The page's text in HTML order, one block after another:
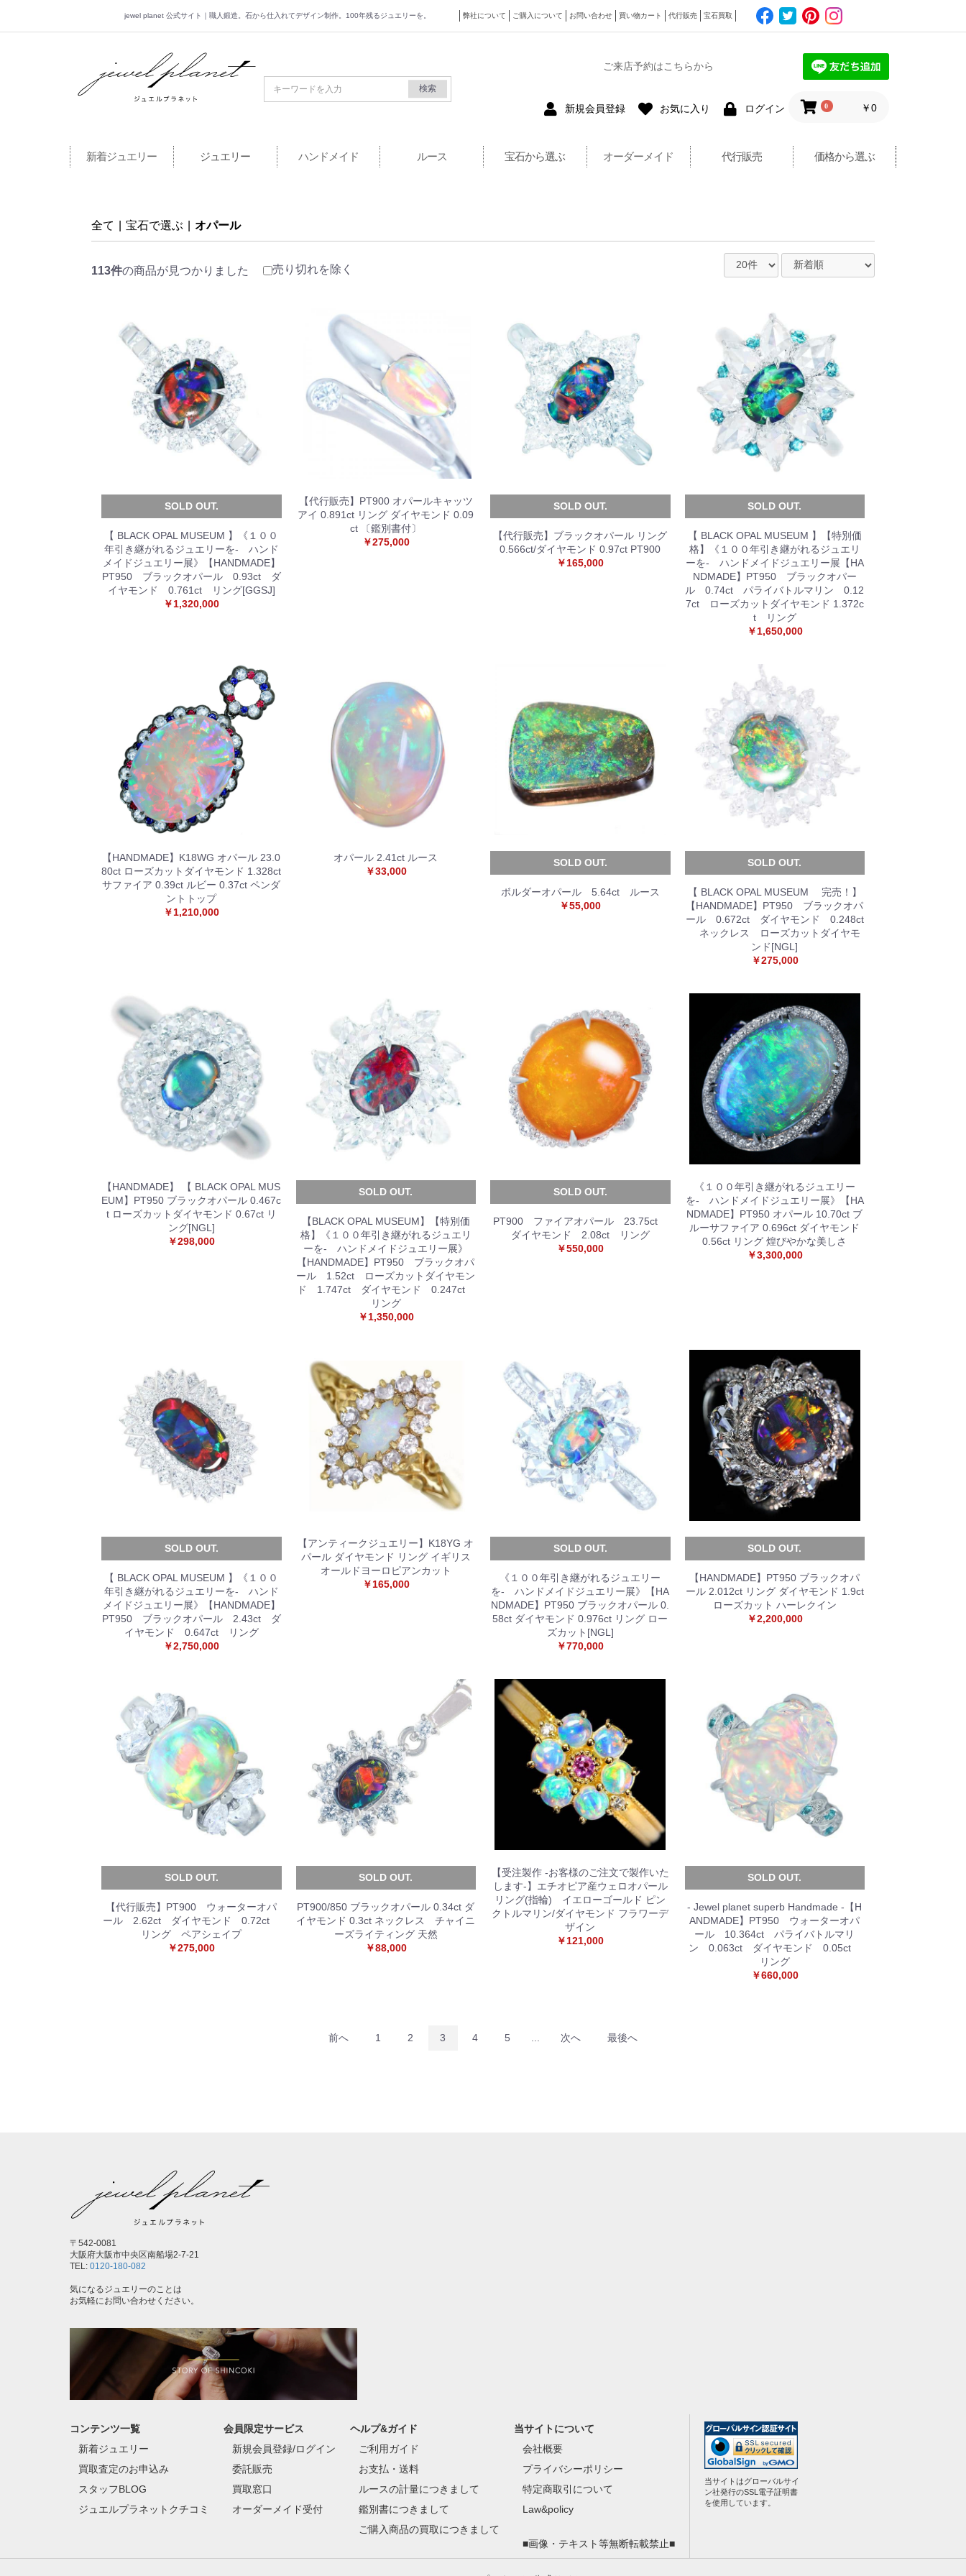
jewel planet 公式サイト｜職人鍛造。石から仕入れてデザイン制作。100年残るジュエリーを。 弊社について ご購入について お問い合わせ 買い物カート 代行販売 宝石買取
jewel planet 公式サイト
検索
ご来店予約はこちらから
新規会員登録 お気に入り ログイン 0 ￥0
新着ジュエリー ジュエリー ハンドメイド ルース 宝石から選ぶ オーダーメイド 代行販売 価格から選ぶ
全て 宝石で選ぶ オパール
113件の商品が見つかりました 売り切れを除く
SOLD OUT.
【 BLACK OPAL MUSEUM 】《１００
年引き継がれるジュエリーを- ハンド
メイドジュエリー展》【HANDMADE】
PT950 ブラックオパール 0.93ct ダ
イヤモンド 0.761ct リング[GGSJ]
￥1,320,000
【代行販売】PT900 オパールキャッツ
アイ 0.891ct リング ダイヤモンド 0.09
ct 〔鑑別書付〕
￥275,000
SOLD OUT.
【代行販売】ブラックオパール リング
0.566ct/ダイヤモンド 0.97ct PT900
￥165,000
SOLD OUT.
【 BLACK OPAL MUSEUM 】【特別価
格】《１００年引き継がれるジュエリ
ーを- ハンドメイドジュエリー展【HA
NDMADE】PT950 ブラックオパー
ル 0.74ct パライバトルマリン 0.12
7ct ローズカットダイヤモンド 1.372c
t リング
￥1,650,000
【HANDMADE】K18WG オパール 23.0
80ct ローズカットダイヤモンド 1.328ct
サファイア 0.39ct ルビー 0.37ct ペンダ
ントトップ
￥1,210,000
オパール 2.41ct ルース
￥33,000
SOLD OUT.
ボルダーオパール 5.64ct ルース
￥55,000
SOLD OUT.
【 BLACK OPAL MUSEUM 完売！】
【HANDMADE】PT950 ブラックオパ
ール 0.672ct ダイヤモンド 0.248ct
ネックレス ローズカットダイヤモ
ンド[NGL]
￥275,000
【HANDMADE】 【 BLACK OPAL MUS
EUM】PT950 ブラックオパール 0.467c
t ローズカットダイヤモンド 0.67ct リ
ング[NGL]
￥298,000
SOLD OUT.
【BLACK OPAL MUSEUM】【特別価
格】《１００年引き継がれるジュエリ
ーを- ハンドメイドジュエリー展》
【HANDMADE】PT950 ブラックオパ
ール 1.52ct ローズカットダイヤモン
ド 1.747ct ダイヤモンド 0.247ct
リング
￥1,350,000
SOLD OUT.
PT900 ファイアオパール 23.75ct
ダイヤモンド 2.08ct リング
￥550,000
《１００年引き継がれるジュエリー
を- ハンドメイドジュエリー展》【HA
NDMADE】PT950 オパール 10.70ct ブ
ルーサファイア 0.696ct ダイヤモンド
0.56ct リング 煌びやかな美しさ
￥3,300,000
SOLD OUT.
【 BLACK OPAL MUSEUM 】《１００
年引き継がれるジュエリーを- ハンド
メイドジュエリー展》【HANDMADE】
PT950 ブラックオパール 2.43ct ダ
イヤモンド 0.647ct リング
￥2,750,000
【アンティークジュエリー】K18YG オ
パール ダイヤモンド リング イギリス
オールドヨーロピアンカット
￥165,000
SOLD OUT.
《１００年引き継がれるジュエリー
を- ハンドメイドジュエリー展》【HA
NDMADE】PT950 ブラックオパール 0.
58ct ダイヤモンド 0.976ct リング ロー
ズカット[NGL]
￥770,000
SOLD OUT.
【HANDMADE】PT950 ブラックオパ
ール 2.012ct リング ダイヤモンド 1.9ct
ローズカット ハーレクイン
￥2,200,000
SOLD OUT.
【代行販売】PT900 ウォーターオパ
ール 2.62ct ダイヤモンド 0.72ct
リング ペアシェイプ
￥275,000
SOLD OUT.
PT900/850 ブラックオパール 0.34ct ダ
イヤモンド 0.3ct ネックレス チャイニ
ーズライティング 天然
￥88,000
【受注製作 -お客様のご注文で製作いた
します-】エチオピア産ウェロオパール
リング(指輪) イエローゴールド ピン
クトルマリン/ダイヤモンド フラワーデ
ザイン
￥121,000
SOLD OUT.
- Jewel planet superb Handmade -【H
ANDMADE】PT950 ウォーターオパ
ール 10.364ct パライバトルマリ
ン 0.063ct ダイヤモンド 0.05ct
リング
￥660,000
お買い物を続ける
前へ 1 2 3 4 5 次へ 最後へ
〒542-0081
大阪府大阪市中央区南船場2-7-21
TEL: 0120-180-082
気になるジュエリーのことは
お気軽にお問い合わせください。
コンテンツ一覧
新着ジュエリー
買取査定のお申込み
スタッフBLOG
ジュエルプラネットクチコミ
会員限定サービス
新規会員登録/ログイン
委託販売
買取窓口
オーダーメイド受付
ヘルプ&ガイド
ご利用ガイド
お支払・送料
ルースの計量につきまして
鑑別書につきまして
ご購入商品の買取につきまして
当サイトについて
会社概要
プライバシーポリシー
特定商取引について
Law&policy
■画像・テキスト等無断転載禁止■
当サイトはグローバルサイ
ン社発行のSSL電子証明書
を使用しています。